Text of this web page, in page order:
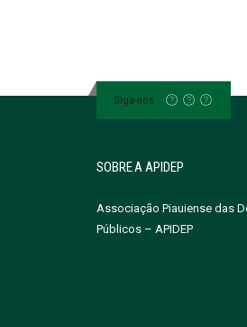
Siga-nos
SOBRE A APIDEP
Associação Piauiense das
Públicos – APIDEP